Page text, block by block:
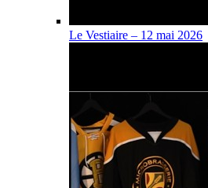
Le Vestiaire – 12 mai 2026